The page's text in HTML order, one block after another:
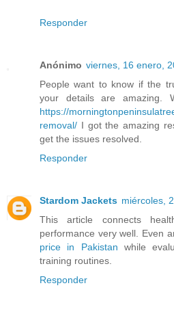
Responder
Anónimo viernes, 16 enero,
People want to know if the
your details are amazing.
https://
removal/ I got the amazing
get the issues resolved.
Responder
Stardom Jackets miércoles,
This article connects
performance very well. Even
price in Pakistan while
training routines.
Responder